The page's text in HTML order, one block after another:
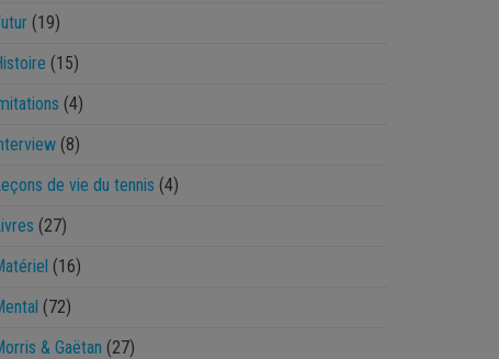
(19)
(15)
(4)
(8)
de vie du tennis (4)
(27)
(16)
(72)
& Gaëtan (27)